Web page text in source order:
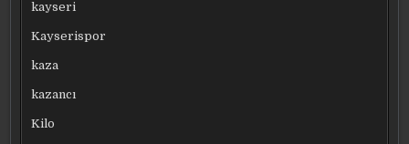
kayseri
Kayserispor
kaza
kazancı
Kilo